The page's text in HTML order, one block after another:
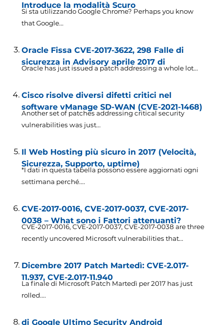
Introduce la modalità Scuro
Si sta utilizzando Google Chrome? Perhaps you know
that Google...
Oracle Fissa CVE-2017-3622, 298 Falle di
sicurezza in Advisory aprile 2017 di
Oracle has just issued a patch addressing a whole lot...
Cisco risolve diversi difetti critici nel
software vManage SD-WAN (CVE-2021-1468)
Another set of patches addressing critical security
vulnerabilities was just...
Il Web Hosting più sicuro in 2017 (Velocità,
Sicurezza, Supporto, uptime)
*I dati in questa tabella possono essere aggiornati ogni
settimana perché....
CVE-2017-0016, CVE-2017-0037, CVE-2017-
0038 – What sono i Fattori attenuanti?
CVE-2017-0016, CVE-2017-0037, CVE-2017-0038 are three
recently uncovered Microsoft vulnerabilities that...
Dicembre 2017 Patch Martedì: CVE-2.017-
11.937, CVE-2.017-11.940
La finale di Microsoft Patch Martedì per 2017 has just
rolled....
di Google Ultimo Security Android